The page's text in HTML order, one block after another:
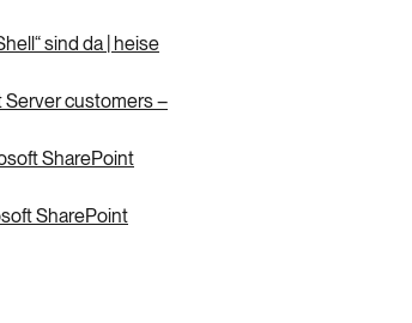
sind da | heise
Server customers –
SharePoint
SharePoint